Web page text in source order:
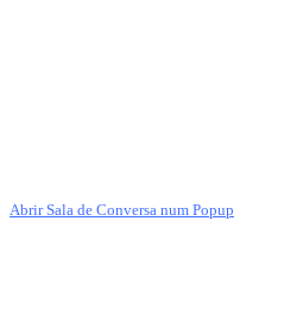
Abrir Sala de Conversa num Popup